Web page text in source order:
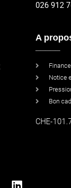
026 912
A
Notice
Bon
CHE-